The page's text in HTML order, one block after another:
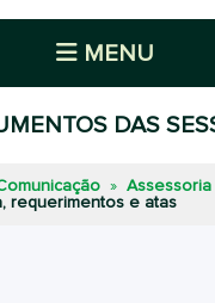
MENU
DAS
requerimentos e atas